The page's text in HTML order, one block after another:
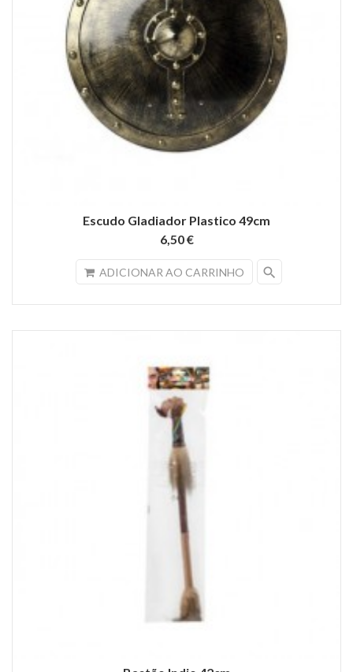
Escudo Gladiador Plastico 49cm
6,50 €
ADICIONAR AO CARRINHO search